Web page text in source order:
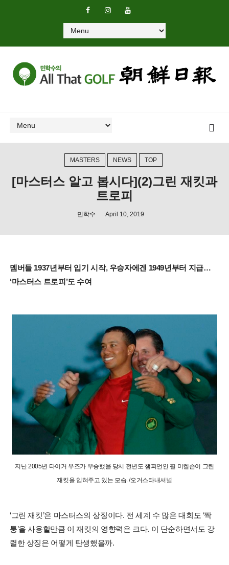
MASTERS NEWS TOP
[마스터스 알고 봅시다](2)그린 재킷과
트로피
민학수 April 10, 2019
멤버들 1937년부터 입기 시작, 우승자에겐 1949년부터 지급…
‘마스터스 트로피’도 수여
지난 2005년 타이거 우즈가 우승했을 당시 전년도 챔피언인 필 미켈슨이 그린
재킷을 입혀주고 있는 모습. /오거스타내셔널
‘그린 재킷’은 마스터스의 상징이다. 전 세계 수 많은 대회도 ‘짝
퉁’을 사용할만큼 이 재킷의 영향력은 크다. 이 단순하면서도 강
렬한 상징은 어떻게 탄생했을까.